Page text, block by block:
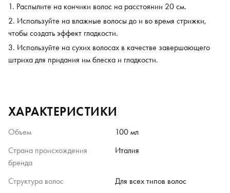
Распылите на кончики волос на расстоянии 20 см.
Используйте на влажные волосы до и во время стрижки,
чтобы создать эффект гладкости.
Используйте на сухих волосах в качестве завершающего
штриха для придания им блеска и гладкости.
ХАРАКТЕРИСТИКИ
Объем
100 мл
Страна происхождения
бренда
Италия
Структура волос
Для всех типов волос